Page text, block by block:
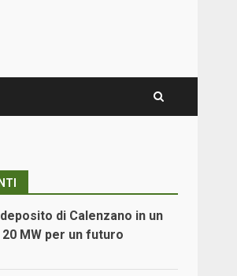
di Calenzano in un
MW per un futuro